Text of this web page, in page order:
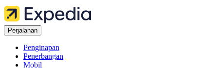
Perjalanan
Penginapan
Penerbangan
Mobil